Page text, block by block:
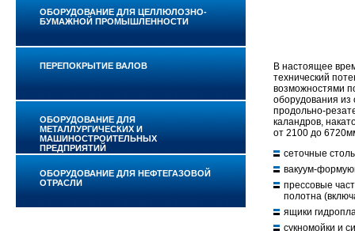
В настоящее
технический
возможностями
оборудования из
продольно-
каландров,
от 2100 до
сеточные
вакуум-
прессовые
полотна
ящики
сукномойки и
ОБОРУДОВАНИЕ ДЛЯ ЦЕЛЛЮЛОЗНО-
БУМАЖНОЙ ПРОМЫШЛЕННОСТИ
ПЕРЕПОКРЫТИЕ ВАЛОВ
ОБОРУДОВАНИЕ ДЛЯ
МЕТАЛЛУРГИЧЕСКИХ И
МАШИНОСТРОИТЕЛЬНЫХ
ПРЕДПРИЯТИЙ
ОБОРУДОВАНИЕ ДЛЯ НЕФТЕГАЗОВОЙ
ОТРАСЛИ